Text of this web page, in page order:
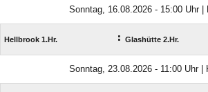
Sonntag, 16.08.2026 - 15:00 Uhr |
Hellbrook 1.Hr. : Glashütte 2.Hr.
Sonntag, 23.08.2026 - 11:00 Uhr |